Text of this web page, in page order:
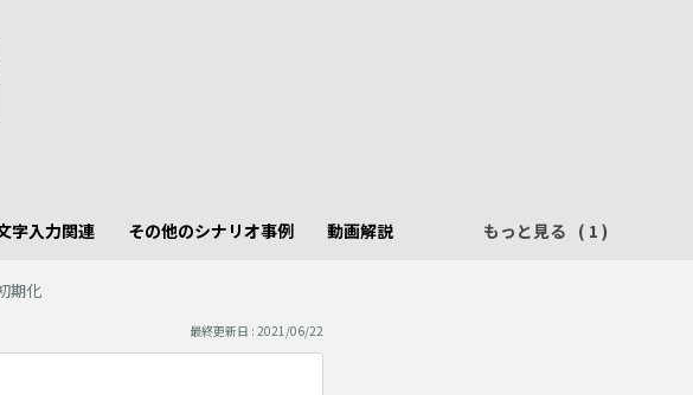
字入力関連 その他のシナリオ事例 動画解説 もっと見る
期化
最終更新日 : 2021/06/22